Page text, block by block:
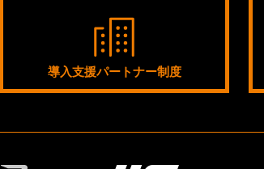
導入支援パートナー制度